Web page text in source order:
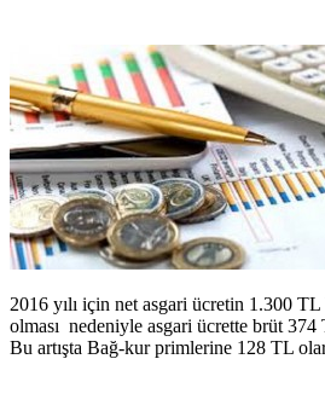
2016 yılı için net asgari ücretin 1.300
olması nedeniyle asgari ücrette brüt 374
Bu artışta Bağ-kur primlerine 128 TL